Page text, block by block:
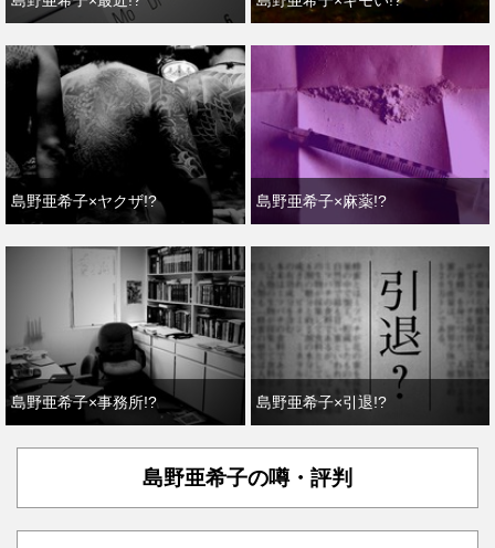
島野亜希子×ヤクザ!? 島野亜希子×麻薬!?
島野亜希子×事務所!? 島野亜希子×引退!?
島野亜希子の噂・評判